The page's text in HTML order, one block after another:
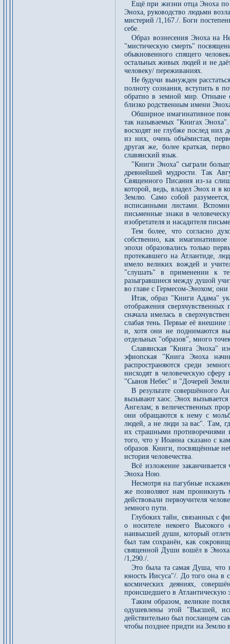
Ещё при жизни отца Эноха по
Эноха, руководство людьми
мистерий /1,167./. Боги
себе.
Образ вознесения Эноха на
"мистическую смерть"
обыкновенного спящего
остальных живых людей и не
человеку/ переживаниях.
Не будучи вынужден
полноту сознания, вступить в
обратно в земной мир. Отныне
близко родственным имени
Обширное имагинативное
так называемых "Книгах
восходят не глубже послед
из них, очень объёмистая,
другая же, более краткая,
славянский язык.
"Книги Эноха" сыграли
древнейшей мудрости. Так
Священного Писания из-за
которой, ведь, владел Энох и в
Землю. Само собой
исписанными листами.
письменные знаки в
изобретателя и насадителя
Тем более, что согласно
собственно, как
эпохи образовались только
протекавшего на Атлантиде,
имело великих вождей и
"слушать" в применении к
разыгравшиеся между душой
во главе с Гермесом-Энохом;
Итак, образ "Книги Адама"
отображения
сначала имелась в
слабая тень. Первые её
и, хотя они не поднимаются
отдельных "образов", много
Славянская "Книга Эноха"
эфиопская "Книга Эноха
распространяются среди
нисходят в человеческую
"Сынов Небес" и "Дочерей
В результате совершённого
вызывают хаос. Энох
Ангелам; в величественных
они обращаются к нему с
людей, а не люди за вас". Там,
их страшными противоречиями
того, что у Иоанна сказано с
образов. Книги, посвящённые
история человечества.
Всё изложение
Эноха Ною.
Несмотря на пагубные
же позволяют нам проникнуть
действовали первоучителя
земного пути.
Глубоких тайн, связанных с
о носителе некоего
наивысшей души, который
был там сохранён, как
священной Души вошёл в Эноха,
/1,290./.
Это была та самая Душа, что
юность Иисуса"/. До того она в
космических деяниях,
происшедшего в Атлантическую
Таким образом, великие
одушевлены этой "Высшей,
действительно был посланцем
чтобы позднее придти на Землю